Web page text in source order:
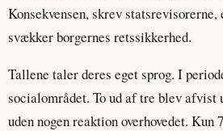
Konsekvensen, skrev
svækker borgernes retssikkerhed.
Tallene taler deres eget sprog. I
socialområdet. To ud af tre blev afvist
uden nogen reaktion overhovedet.